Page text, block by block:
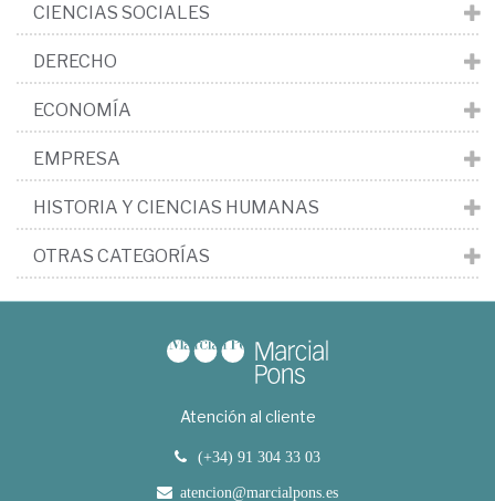
CIENCIAS SOCIALES
DERECHO
ECONOMÍA
EMPRESA
HISTORIA Y CIENCIAS HUMANAS
OTRAS CATEGORÍAS
Atención al cliente
(+34) 91 304 33 03
atencion@marcialpons.es